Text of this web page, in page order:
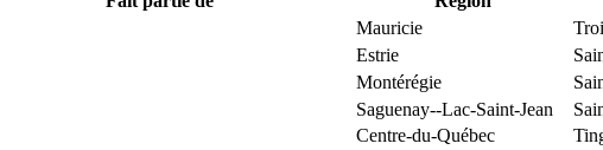
Mauricie
Estrie
Montérégie
Saguenay--Lac-Saint-Jean
Centre-du-Québec